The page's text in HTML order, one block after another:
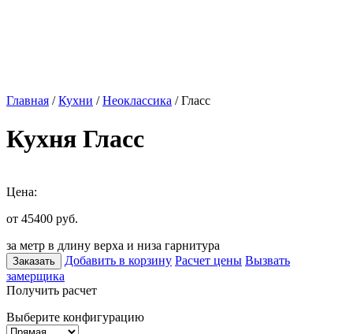
Главная /Кухни /Неоклассика / Гласс
Кухня Гласс
Цена:
от 45400 руб.
за метр в длину верха и низа гарнитура
Заказать Добавить в корзину Расчет цены Вызвать
замерщика
Получить расчет
Выберите конфигурацию